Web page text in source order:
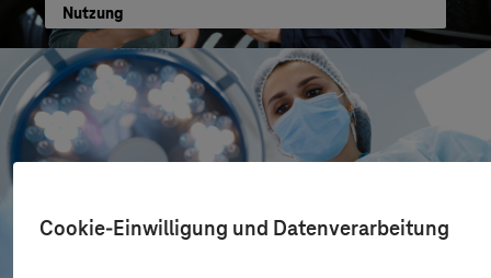
Cookie-Einwilligung und Datenverarbeitung
Nutzung
Uniklinikum Bonn